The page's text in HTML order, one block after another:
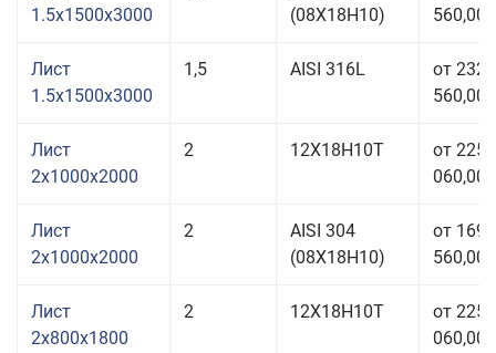
1.5x1500x3000
(08Х18Н10)
560,00
Лист
1.5x1500x3000
1,5 AISI 316L
от 232
560,00
Лист
2x1000x2000
2 12Х18Н10Т
от 225
060,00
Лист
2x1000x2000
2
AISI 304
(08Х18Н10)
от 169
560,00
Лист
2x800x1800
2 12Х18Н10Т
от 225
060,00